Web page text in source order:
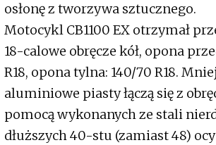
osłonę z tworzywa sztucznego.
Motocykl CB1100 EX otrzymał
18-calowe obręcze kół, opona
R18, opona tylna: 140/70 R18.
aluminiowe piasty łączą się z
pomocą wykonanych ze stali
dłuższych 40-stu (zamiast 48)